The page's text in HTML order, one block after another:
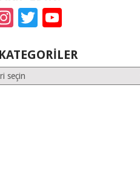
Instagram
Twitter